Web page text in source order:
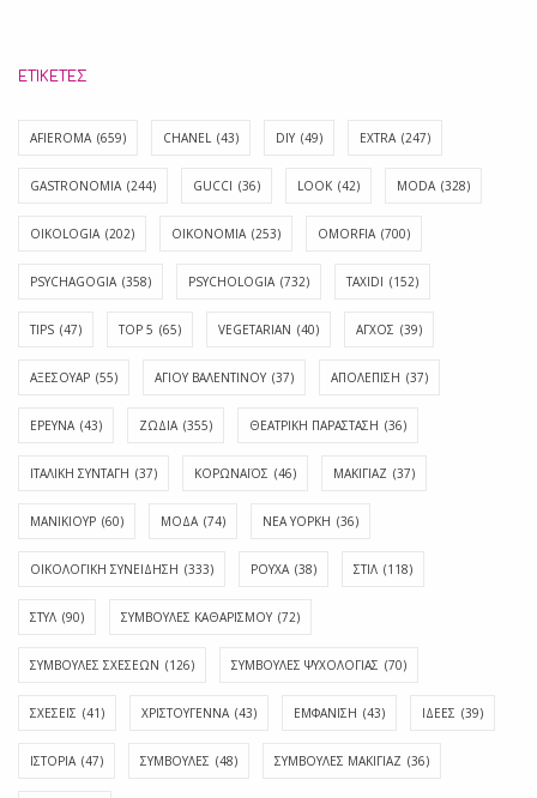
ΕΤΙΚΈΤΕΣ
AFIEROMA (659) CHANEL (43) DIY (49) EXTRA (247)
GASTRONOMIA (244) GUCCI (36) LOOK (42) MODA (328)
OIKOLOGIA (202) OIKONOMIA (253) OMORFIA (700)
PSYCHAGOGIA (358) PSYCHOLOGIA (732) TAXIDI (152)
TIPS (47) TOP 5 (65) VEGETARIAN (40) ΑΓΧΟΣ (39)
ΑΞΕΣΟΥΑΡ (55) ΑΓΊΟΥ ΒΑΛΕΝΤΊΝΟΥ (37) ΑΠΟΛΈΠΙΣΗ (37)
ΕΡΕΥΝΑ (43) ΖΩΔΙΑ (355) ΘΕΑΤΡΙΚΗ ΠΑΡΑΣΤΑΣΗ (36)
ΙΤΑΛΙΚΗ ΣΥΝΤΑΓΗ (37) ΚΟΡΩΝΑΪΟΣ (46) ΜΑΚΙΓΙΑΖ (37)
ΜΑΝΙΚΙΟΥΡ (60) ΜΟΔΑ (74) ΝΕΑ ΥΟΡΚΗ (36)
ΟΙΚΟΛΟΓΙΚΗ ΣΥΝΕΙΔΗΣΗ (333) ΡΟΥΧΑ (38) ΣΤΙΛ (118)
ΣΤΥΛ (90) ΣΥΜΒΟΥΛΕΣ ΚΑΘΑΡΙΣΜΟΥ (72)
ΣΥΜΒΟΥΛΕΣ ΣΧΕΣΕΩΝ (126) ΣΥΜΒΟΥΛΕΣ ΨΥΧΟΛΟΓΙΑΣ (70)
ΣΧΕΣΕΙΣ (41) ΧΡΙΣΤΟΥΓΕΝΝΑ (43) ΕΜΦΆΝΙΣΗ (43) ΙΔΈΕΣ (39)
ΙΣΤΟΡΊΑ (47) ΣΥΜΒΟΥΛΈΣ (48) ΣΥΜΒΟΥΛΈΣ ΜΑΚΙΓΙΆΖ (36)